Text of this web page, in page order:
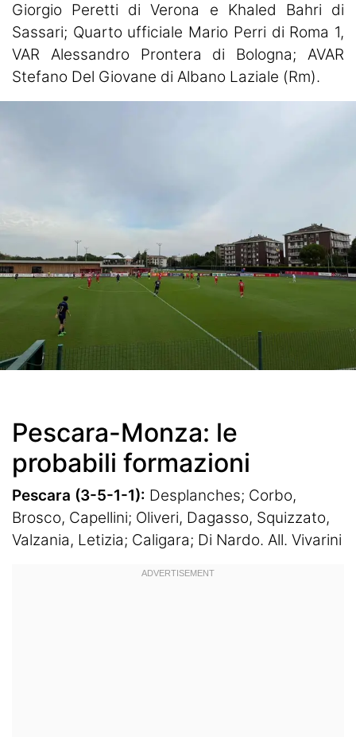
Giorgio Peretti di Verona e Khaled Bahri di
Sassari; Quarto ufficiale Mario Perri di Roma 1,
VAR Alessandro Prontera di Bologna; AVAR
Stefano Del Giovane di Albano Laziale (Rm).
Pescara-Monza: le
probabili formazioni
Pescara (3-5-1-1): Desplanches; Corbo,
Brosco, Capellini; Oliveri, Dagasso, Squizzato,
Valzania, Letizia; Caligara; Di Nardo. All. Vivarini